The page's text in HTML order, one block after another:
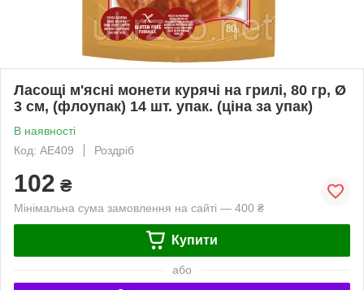
Ласощі м'ясні монети курячі на грилі, 80 гр, Ø
3 см, (флоупак) 14 шт. упак. (ціна за упак)
В наявності
Код: AE409
Роздріб
102 ₴
Мінімальна сума замовлення на сайті — 400 ₴
Купити
або